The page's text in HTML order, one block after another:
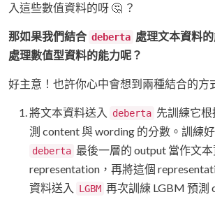
入這些數值資料的呀 🤔 ？
那如果我們結合 deberta 處理文本資料
處理數值型資料的能力呢？
好主意！也許你心中會想到兩種結合的方
將文本資料送入 deberta 先訓練它
測 content 與 wording 的分數。訓練
deberta 最後一層的 output 當作文
representation，再將這個
資料送入
LGBM 再次訓練 LGBM 預測